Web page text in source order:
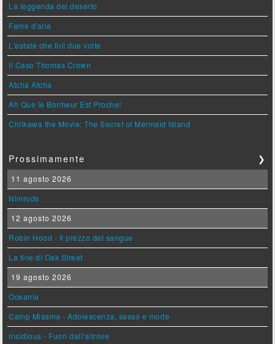
La leggenda del deserto
Fame d'aria
L'estate che finì due volte
Il Caso Thomas Crown
Atcha Atcha
Ah Que le Bonheur Est Proche!
Chiikawa the Movie: The Secret of Mermaid Island
Prossimamente ❯
11 agosto 2026
Nimrods
12 agosto 2026
Robin Hood - Il prezzo del sangue
La fine di Oak Street
19 agosto 2026
Oceania
Camp Miasma - Adolescenza, sesso e morte
Insidious - Fuori dall'altrove